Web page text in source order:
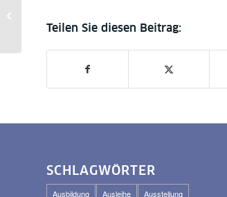
SCHLAGWÖRTER
Ausbildung Ausleihe
Ausstellung
prüfen ist besser: